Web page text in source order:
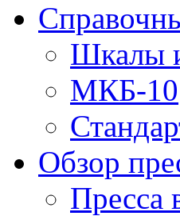
Шкалы
МКБ-10
Обзор
Пресса